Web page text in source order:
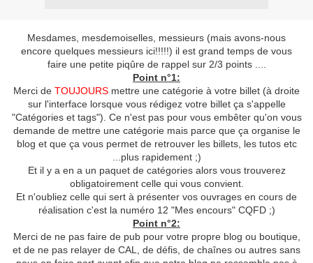
Mesdames, mesdemoiselles, messieurs (mais avons-nous
encore quelques messieurs ici!!!!!) il est grand temps de vous
faire une petite piqûre de rappel sur 2/3 points ....
Point n°1:
Merci de TOUJOURS mettre une catégorie à votre billet (à droite
sur l'interface lorsque vous rédigez votre billet ça s'appelle
"Catégories et tags"). Ce n'est pas pour vous embêter qu'on vous
demande de mettre une catégorie mais parce que ça organise le
blog et que ça vous permet de retrouver les billets, les tutos etc
...plus rapidement ;)
Et il y a en a un paquet de catégories alors vous trouverez
obligatoirement celle qui vous convient.
Et n'oubliez celle qui sert à présenter vos ouvrages en cours de
réalisation c'est la numéro 12 "Mes encours" CQFD ;)
Point n°2:
Merci de ne pas faire de pub pour votre propre blog ou boutique,
et de ne pas relayer de CAL, de défis, de chaînes ou autres sans